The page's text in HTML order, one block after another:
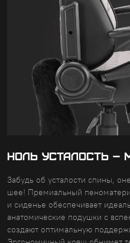
НОЛЬ УСТАЛОСТЬ –
Забудь об усталости спины,
шее! Премиальный
и сиденье обеспечивает
анатомические подушки с
создают оптимальную